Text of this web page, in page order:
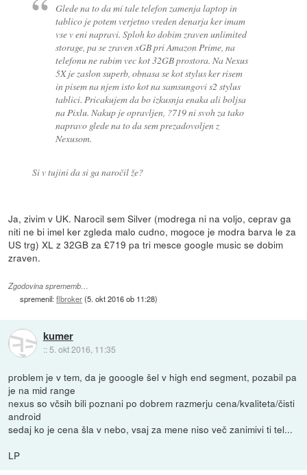
Glede na to da mi tale telefon zamenja laptop in
tablico je potem verjetno vreden denarja ker imam
vse v eni napravi. Sploh ko dobim zraven unlimited
storage, pa se zraven xGB pri Amazon Prime, na
telefonu ne rabim vec kot 32GB prostora. Na Nexus
5X je zaslon superb, obnasa se kot stylus ker risem
in pisem na njem isto kot na samsungovi s2 stylus
tablici. Pricakujem da bo izkusnja enaka ali boljsa
na Pixlu. Nakup je opravljen, ?719 ni svoh za tako
napravo glede na to da sem prezadovoljen z
Nexusom.
Si v tujini da si ga naročil že?
Ja, zivim v UK. Narocil sem Silver (modrega ni na voljo, ceprav ga
niti ne bi imel ker zgleda malo cudno, mogoce je modra barva le za
US trg) XL z 32GB za £719 pa tri mesce google music se dobim
zraven.
Zgodovina sprememb…
spremenil:flbroker(5. okt 2016 ob 11:28)
kumer
:: 5. okt 2016, 11:35
problem je v tem, da je gooogle šel v high end segment, pozabil pa
je na mid range
nexus so včsih bili poznani po dobrem razmerju cena/kvaliteta/čisti
android
sedaj ko je cena šla v nebo, vsaj za mene niso več zanimivi ti tel...
LP